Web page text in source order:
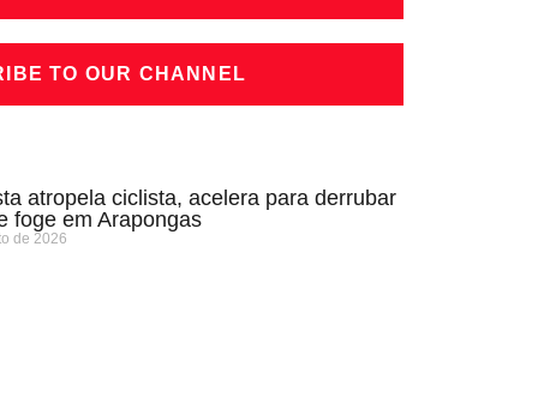
TO OUR CHANNEL
atropela ciclista, acelera para derrubar
foge em Arapongas
de 2026